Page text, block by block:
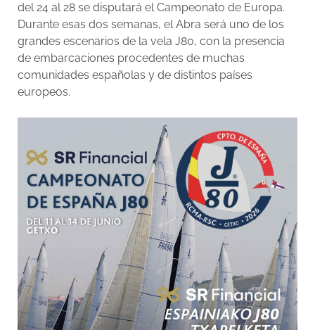
del 24 al 28 se disputará el Campeonato de Europa.
Durante esas dos semanas, el Abra será uno de los
grandes escenarios de la vela J80, con la presencia
de embarcaciones procedentes de muchas
comunidades españolas y de distintos países
europeos.